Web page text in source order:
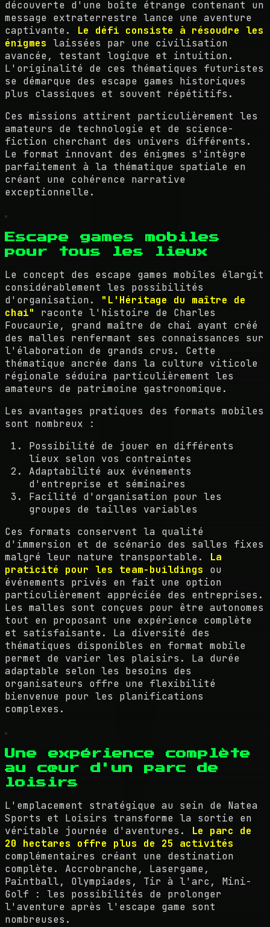
découverte d'une boîte étrange contenant un
message extraterrestre lance une aventure
captivante. Le défi consiste à résoudre les
énigmes laissées par une civilisation
avancée, testant logique et intuition.
L'originalité de ces thématiques futuristes
se démarque des escape games historiques
plus classiques et souvent répétitifs.
Ces missions attirent particulièrement les
amateurs de technologie et de science-
fiction cherchant des univers différents.
Le format innovant des énigmes s'intègre
parfaitement à la thématique spatiale en
créant une cohérence narrative
exceptionnelle.
Escape games mobiles
pour tous les lieux
Le concept des escape games mobiles élargit
considérablement les possibilités
d'organisation. "L'Héritage du maître de
chai"
raconte l'histoire de Charles
Foucaurie, grand maître de chai ayant créé
des malles renfermant ses connaissances sur
l'élaboration de grands crus. Cette
thématique ancrée dans la culture viticole
régionale séduira particulièrement les
amateurs de patrimoine gastronomique.
Les avantages pratiques des formats mobiles
sont nombreux :
Possibilité de jouer en différents
lieux selon vos contraintes
Adaptabilité aux événements
d'entreprise et séminaires
Facilité d'organisation pour les
groupes de tailles variables
Ces formats conservent la qualité
d'immersion et de scénario des salles fixes
malgré leur nature transportable. La
praticité pour les team-buildings ou
événements privés en fait une option
particulièrement appréciée des entreprises.
Les malles sont conçues pour être autonomes
tout en proposant une expérience complète
et satisfaisante. La diversité des
thématiques disponibles en format mobile
permet de varier les plaisirs. La durée
adaptable selon les besoins des
organisateurs offre une flexibilité
bienvenue pour les planifications
complexes.
Une expérience complète
au cœur d'un parc de
loisirs
L'emplacement stratégique au sein de Natea
Sports et Loisirs transforme la sortie en
véritable journée d'aventures. Le parc de
20 hectares offre plus de 25 activités
complémentaires créant une destination
complète. Accrobranche, Lasergame,
Paintball, Olympiades, Tir à l'arc, Mini-
Golf : les possibilités de prolonger
l'aventure après l'escape game sont
nombreuses.